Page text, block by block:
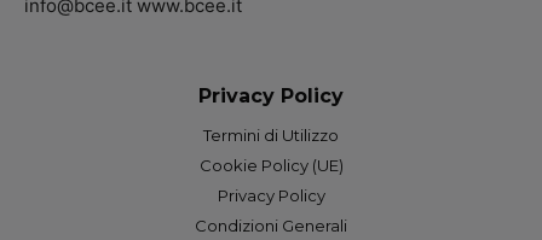
info@bcee.it www.bcee.it
Privacy Policy
Termini di Utilizzo
Cookie Policy (UE)
Privacy Policy
Condizioni Generali